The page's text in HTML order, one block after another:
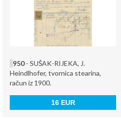
950- SUŠAK-RIJEKA, J.
Heindlhofer, tvornica stearina,
račun iz 1900.
16 EUR